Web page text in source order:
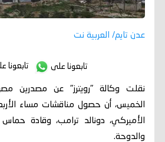
عدن تايم/ العربية نت
تابعونا على تابعونا
نقلت وكالة "رويترز" عن مصدرين
الخميس، أن حصول مناقشات مساء
الأميركي، دونالد ترامب، وقادة
والدوحة.